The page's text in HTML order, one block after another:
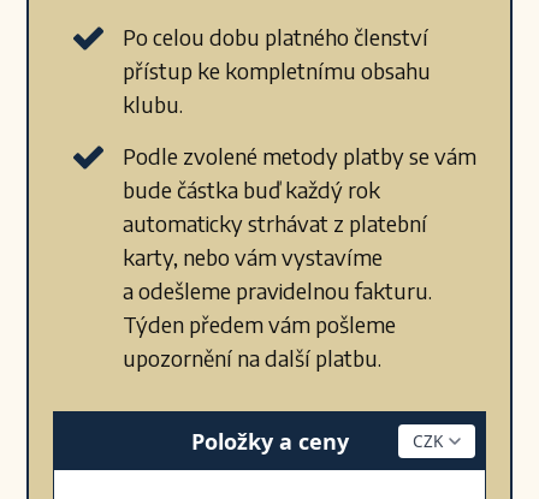
Po celou dobu platného členství
přístup ke kompletnímu obsahu
klubu.
Podle zvolené metody platby se vám
bude částka buď každý rok
automaticky strhávat z platební
karty, nebo vám vystavíme
a odešleme pravidelnou fakturu.
Týden předem vám pošleme
upozornění na další platbu.
Položky a ceny